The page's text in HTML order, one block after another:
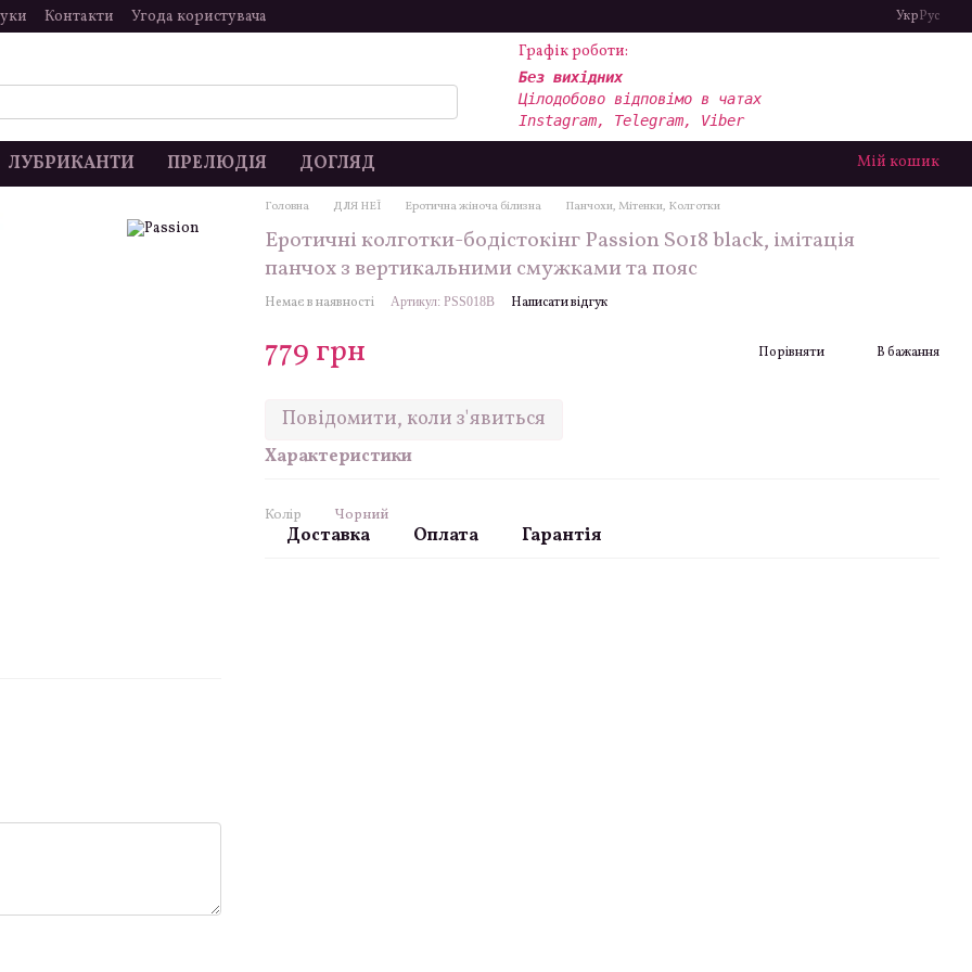
Контакти Угода користувача УкрРус
Графік роботи:
Без вихідних
Цілодобово відповімо в чатах
Instagram, Telegram, Viber
ЛУБРИКАНТИ ПРЕЛЮДІЯ ДОГЛЯД Мій кошик
Головна ДЛЯ НЕЇ Еротична жіноча білизна Панчохи, Мітенки, Колготки
Еротичні колготки-бодістокінг Passion S018 black, імітація
панчох з вертикальними смужками та пояс
Немає в наявності Артикул: PSS018B Написати відгук
779 грн Порівняти В бажання
Повідомити, коли з'явиться
Характеристики
Колір Чорний
Доставка Оплата Гарантія